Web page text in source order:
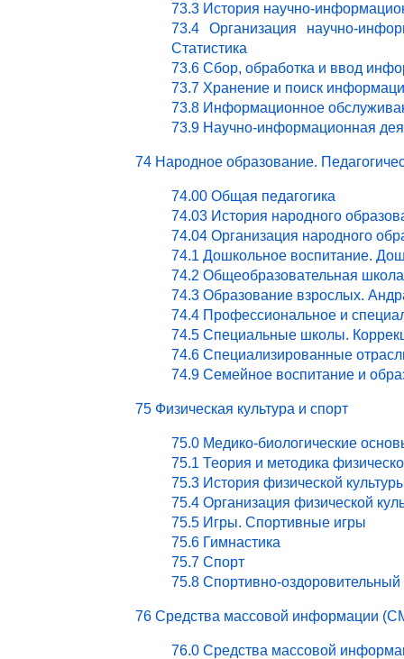
73.3 История научно-
73.4 Организация научно-
Статистика
73.6 Сбор, обработка и ввод
73.7 Хранение и поиск
73.8 Информационное
73.9 Научно-информационная
74 Народное образование.
74.00 Общая педагогика
74.03 История народного
74.04 Организация народного
74.1 Дошкольное воспитание.
74.2 Общеобразовательная
74.3 Образование взрослых.
74.4 Профессиональное и
74.5 Специальные школы.
74.6 Специализированные
74.9 Семейное воспитание и
75 Физическая культура и спорт
75.0 Медико-биологические
75.1 Теория и методика
75.3 История физической
75.4 Организация физической
75.5 Игры. Спортивные игры
75.6 Гимнастика
75.7 Спорт
75.8 Спортивно-
76 Средства массовой информации
76.0 Средства массовой